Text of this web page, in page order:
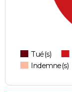
Tué(s)
Indemne(s)